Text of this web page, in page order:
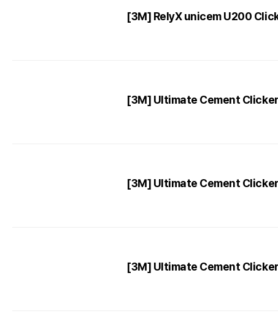
[3M] RelyX unicem U200
[3M] Ultimate Cement
[3M] Ultimate Cement Clicker
[3M] Ultimate Cement